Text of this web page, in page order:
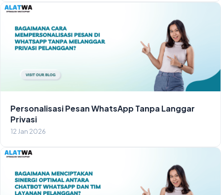
Personalisasi Pesan WhatsApp Tanpa Langgar
Privasi
12 Jan 2026